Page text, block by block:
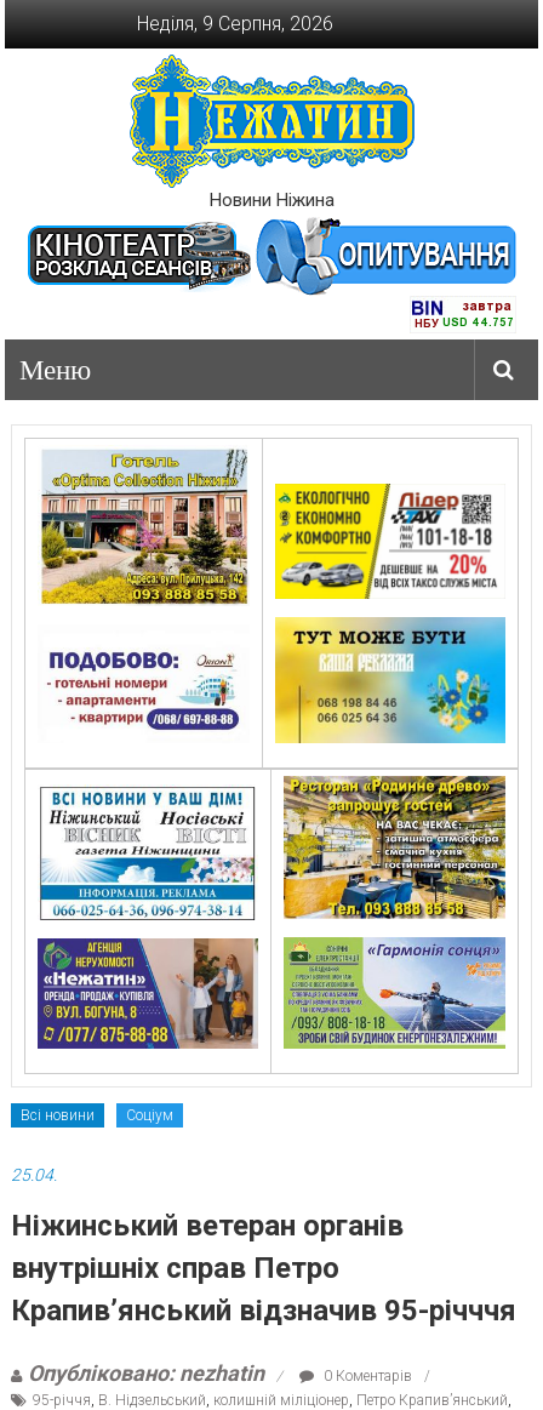
Неділя, 9 Серпня, 2026
Новини Ніжина
Всі новини Соціум
25.04.
Ніжинський ветеран органів
внутрішніх справ Петро
Крапив’янський відзначив 95-річччя
Опубліковано: nezhatin
0 Коментарів
95-річчя, В. Нідзельський, колишній міліціонер, Петро Крапив’янський,